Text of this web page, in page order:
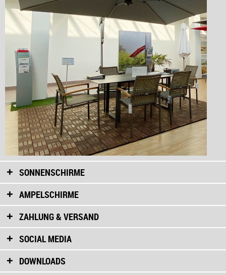
SONNENSCHIRME
AMPELSCHIRME
ZAHLUNG & VERSAND
SOCIAL MEDIA
DOWNLOADS